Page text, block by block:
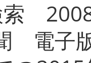
索
電子